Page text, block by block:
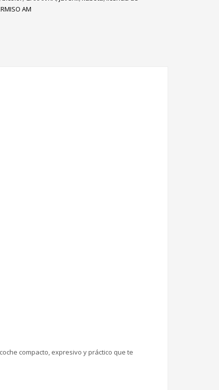
AM
compacto, expresivo y práctico que te